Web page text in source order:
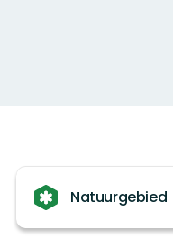
Natuurgebied